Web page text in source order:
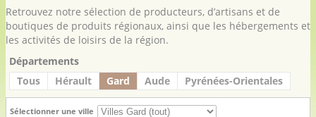
Retrouvez notre sélection de producteurs, d’artisans et de
boutiques de produits régionaux, ainsi que les hébergements et
les activités de loisirs de la région.
Départements
Tous
Hérault Gard Aude Pyrénées-Orientales
Sélectionner une ville